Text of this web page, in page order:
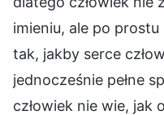
imieniu, ale po prostu
tak, jakby serce
jednocześnie pełne
człowiek nie wie, jak